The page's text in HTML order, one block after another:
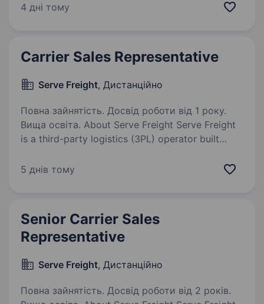
та командного мерчу. Ми активно
4 дні тому
Carrier Sales Representative
Serve Freight, Дистанційно
Повна зайнятість. Досвід роботи від 1 року.
Вища освіта. About Serve Freight Serve Freight
is a third-party logistics (3PL) operator built
communication. We move freight across FTL, LTL,
5 днів тому
Senior Carrier Sales
Representative
Serve Freight, Дистанційно
Повна зайнятість. Досвід роботи від 2 років.